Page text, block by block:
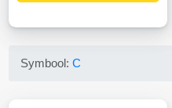
Symbool:C